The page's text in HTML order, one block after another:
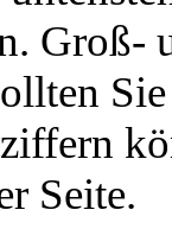
Groß-
Seite.